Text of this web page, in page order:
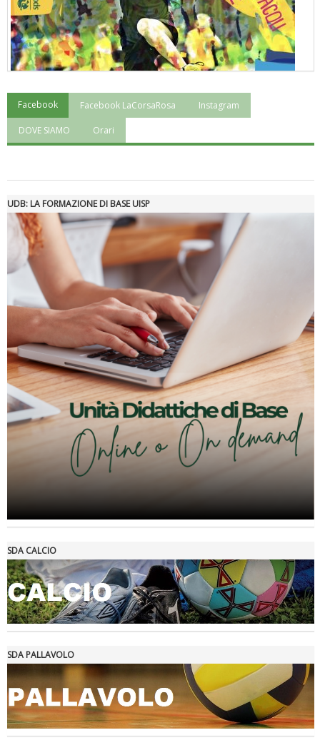
"Superare gli ostacoli": la relazione di Tiziano Pesce al CN Uisp
Luglio 2026: "Pensando con i piedi, si possono fare le
rivoluzioni"
Ddl Lobby, Uisp: “Il Parlamento valorizzi le nostre specificità"
Facebook Facebook LaCorsaRosa Instagram
DOVE SIAMO Orari
UDB: LA FORMAZIONE DI BASE UISP
SDA CALCIO
SDA PALLAVOLO